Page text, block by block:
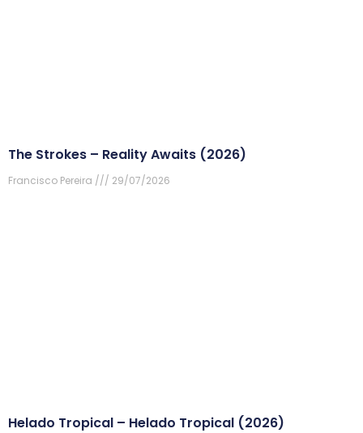
The Strokes – Reality Awaits (2026)
Francisco Pereira 29/07/2026
Helado Tropical – Helado Tropical (2026)